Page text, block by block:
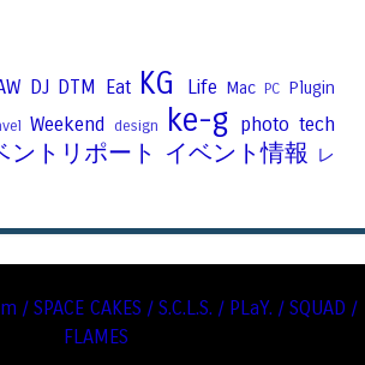
DJ DTM Eat KG Life Mac PC Plugin
Weekend design ke-g photo tech
ントリポート イベント情報
レ
/ SPACE CAKES / S.C.L.S. / PLaY. / SQUAD /
FLAMES